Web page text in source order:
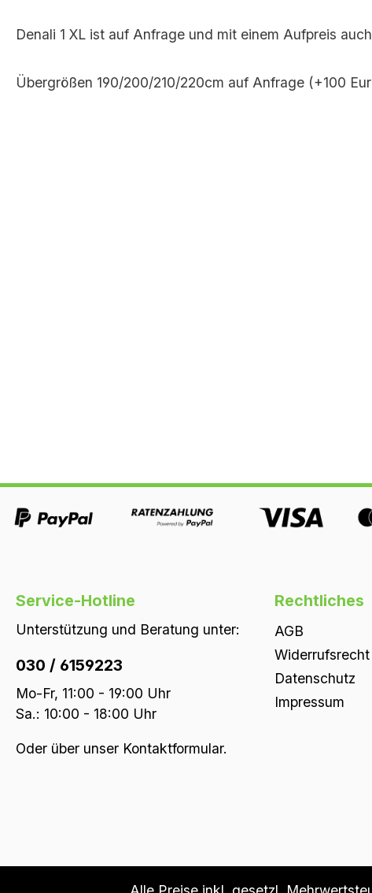
Nussbaum
Denali 1 XL ist auf Anfrage und mit einem Aufpreis
Übergrößen 190/200/210/220cm auf Anfrage (+100
Service-Hotline
Unterstützung und Beratung unter:
030 / 6159223
Mo-Fr, 11:00 - 19:00 Uhr
Sa.: 10:00 - 18:00 Uhr
Oder über unser Kontaktformular.
Rechtliches
AGB
Widerrufsrecht
Datenschutz
Impressum